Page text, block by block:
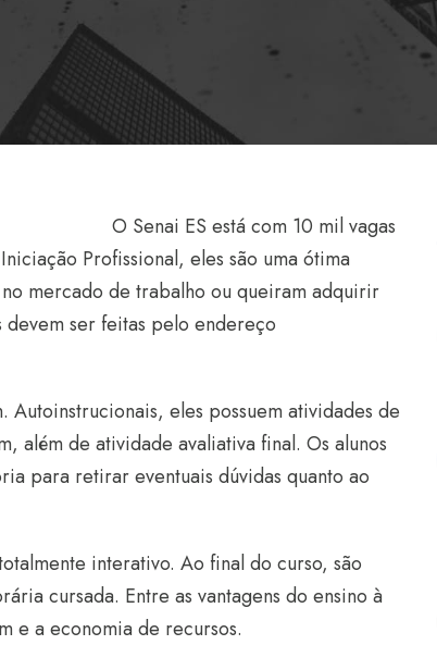
O Senai ES está com 10 mil vagas
Profissional, eles são uma ótima
mercado de trabalho ou queiram adquirir
devem ser feitas pelo endereço
eles possuem atividades de
além de atividade avaliativa final. Os alunos
para retirar eventuais dúvidas quanto ao
interativo. Ao final do curso, são
cursada. Entre as vantagens do ensino à
e a economia de recursos.